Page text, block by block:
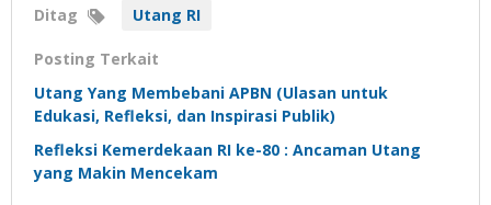
Ditag Utang RI
Posting Terkait
Utang Yang Membebani APBN (Ulasan untuk
Edukasi, Refleksi, dan Inspirasi Publik)
Refleksi Kemerdekaan RI ke-80 : Ancaman Utang
yang Makin Mencekam